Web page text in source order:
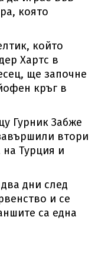
която
който
Хартс в
ще започне
кръг в
Гурник Забже
втори
на Турция и
дни след
и се
са една